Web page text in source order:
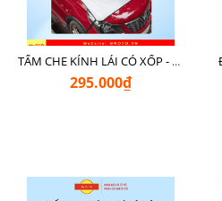
TẤM CHE KÍNH LÁI CÓ XỐP - LOẠI XỊN CHE NGOÀI MR Ô TÔ
295.000₫